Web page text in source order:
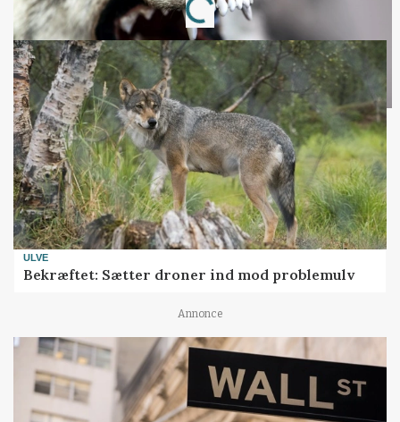
ULVE
Bekræftet: Sætter droner ind mod problemulv
Annonce